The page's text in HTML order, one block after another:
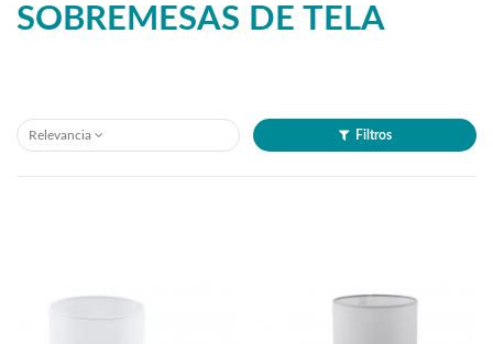
SOBREMESAS DE TELA
Relevancia Filtros